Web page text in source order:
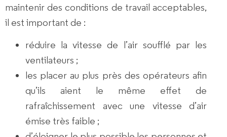
maintenir des conditions de travail acceptables,
il est important de :
réduire la vitesse de l’air soufflé par les
ventilateurs ;
les placer au plus près des opérateurs afin
qu’ils aient le même effet de
rafraîchissement avec une vitesse d’air
émise très faible ;